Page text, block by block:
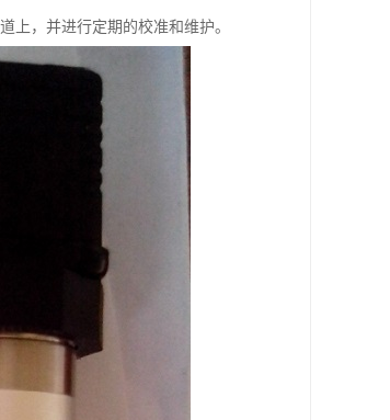
上，并进行定期的校准和维护。